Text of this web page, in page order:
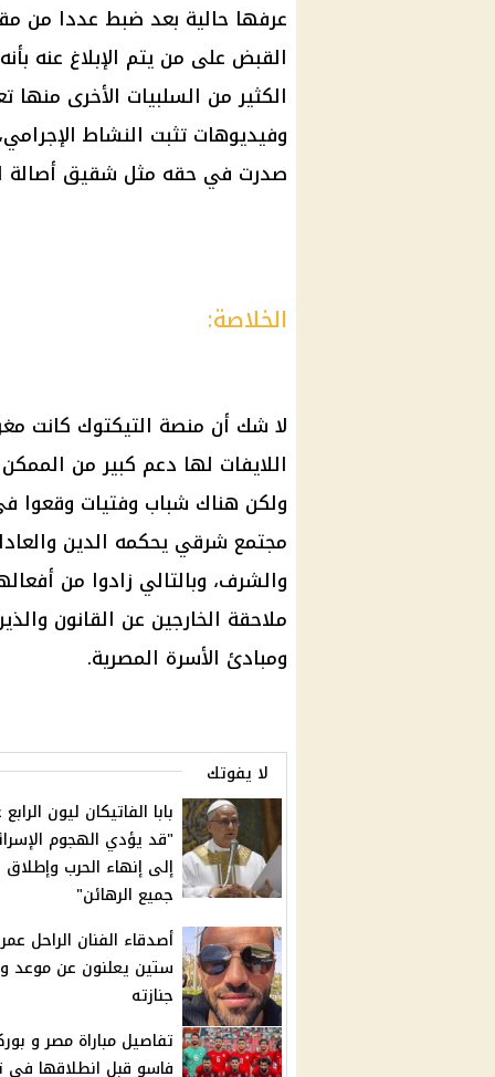
عرفها حالية بعد ضبط عددا من
القبض على من يتم الإبلاغ عنه
الكثير من السلبيات الأخرى منها
وفيديوهات تثبت النشاط
صدرت في حقه مثل شقيق أصالة
الخلاصة:
لا شك أن منصة التيكتوك كانت
اللايفات لها دعم كبير من
ولكن هناك شباب وفتيات وقعوا
مجتمع شرقي يحكمه الدين
والشرف، وبالتالي زادوا من
ملاحقة الخارجين عن القانون
ومبادئ الأسرة المصرية.
لا يفوتك
بابا الفاتيكان ليون
"قد يؤدي الهجوم
إلى إنهاء الحرب
جميع الرهائن"
أصدقاء الفنان الراحل
ستين يعلنون عن موعد
جنازته
تفاصيل مباراة مصر و
فاسو قبل انطلاقها في